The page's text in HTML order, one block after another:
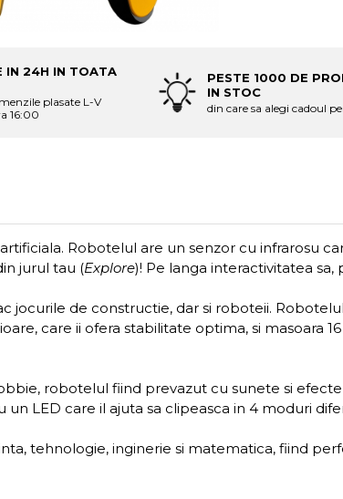
IN 24H IN TOATA
plasate L-V
16:00
PESTE 1000 DE
IN STOC
din care sa alegi cadoul
Robotelul are un senzor cu infrarosu
jurul tau (Explore)! Pe langa interactivitatea sa,
jocurile de constructie, dar si roboteii.
care ii ofera stabilitate optima, si masoara
robotelul fiind prevazut cu sunete si
LED care il ajuta sa clipeasca in 4 moduri
tehnologie, inginerie si matematica, fiind